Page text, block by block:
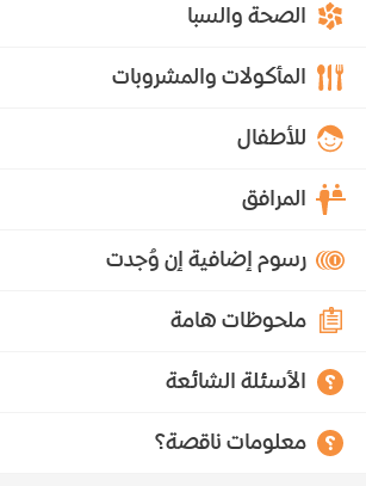
الصحة والسبا
المأكولات والمشروبات
للأطفال
المرافق
رسوم إضافية إن وُجدت
ملحوظات هامة
الأسئلة الشائعة
معلومات ناقصة؟